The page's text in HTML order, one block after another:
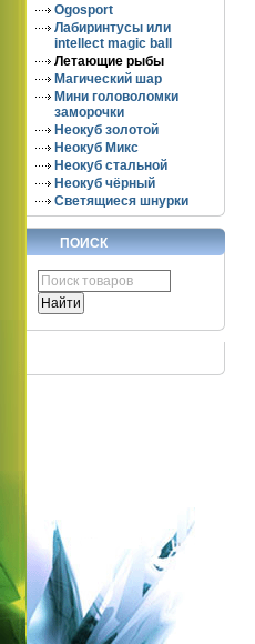
Ogosport
Лабиринтусы или
intellect magic ball
Летающие рыбы
Магический шар
Мини головоломки
заморочки
Неокуб золотой
Неокуб Микс
Неокуб стальной
Неокуб чёрный
Светящиеся шнурки
ПОИСК